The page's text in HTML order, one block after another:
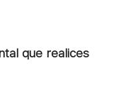
que realices